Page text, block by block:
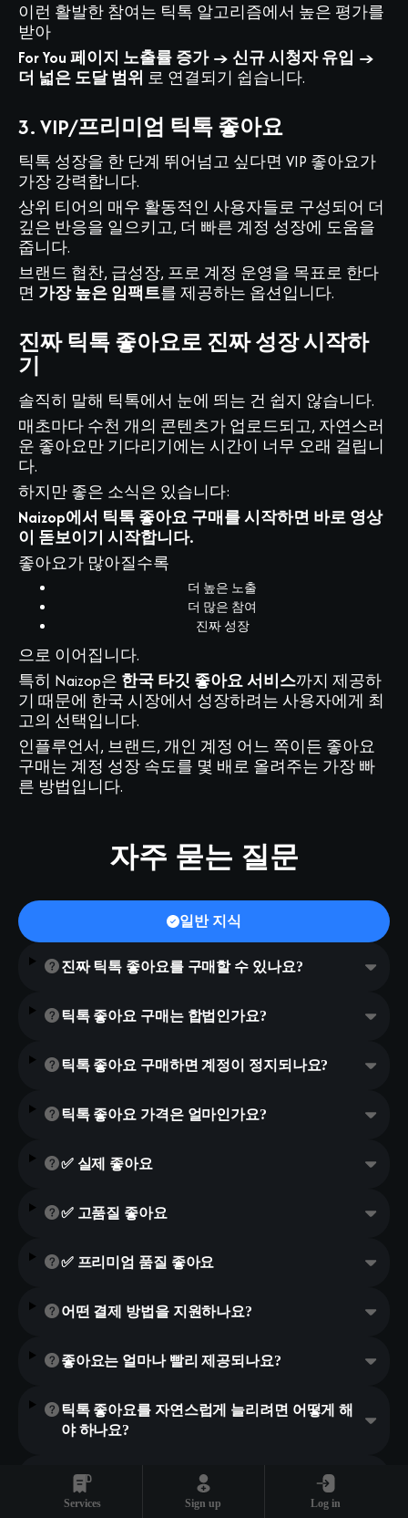
Services Sign up Log in
이런 활발한 참여는 틱톡 알고리즘에서 높은 평가를
받아
For You 페이지 노출률 증가 → 신규 시청자 유입 →
더 넓은 도달 범위 로 연결되기 쉽습니다.
3. VIP/프리미엄 틱톡 좋아요
틱톡 성장을 한 단계 뛰어넘고 싶다면 VIP 좋아요가
가장 강력합니다.
상위 티어의 매우 활동적인 사용자들로 구성되어 더
깊은 반응을 일으키고, 더 빠른 계정 성장에 도움을
줍니다.
브랜드 협찬, 급성장, 프로 계정 운영을 목표로 한다
면 가장 높은 임팩트를 제공하는 옵션입니다.
진짜 틱톡 좋아요로 진짜 성장 시작하
기
솔직히 말해 틱톡에서 눈에 띄는 건 쉽지 않습니다.
매초마다 수천 개의 콘텐츠가 업로드되고, 자연스러
운 좋아요만 기다리기에는 시간이 너무 오래 걸립니
다.
하지만 좋은 소식은 있습니다:
Naizop에서 틱톡 좋아요 구매를 시작하면 바로 영상
이 돋보이기 시작합니다.
좋아요가 많아질수록
더 높은 노출
더 많은 참여
진짜 성장
으로 이어집니다.
특히 Naizop은 한국 타깃 좋아요 서비스까지 제공하
기 때문에 한국 시장에서 성장하려는 사용자에게 최
고의 선택입니다.
인플루언서, 브랜드, 개인 계정 어느 쪽이든 좋아요
구매는 계정 성장 속도를 몇 배로 올려주는 가장 빠
른 방법입니다.
자주 묻는 질문
일반 지식
진짜 틱톡 좋아요를 구매할 수 있나요?
틱톡 좋아요 구매는 합법인가요?
틱톡 좋아요 구매하면 계정이 정지되나요?
틱톡 좋아요 가격은 얼마인가요?
✅ 실제 좋아요
✅ 고품질 좋아요
✅ 프리미엄 품질 좋아요
어떤 결제 방법을 지원하나요?
좋아요는 얼마나 빨리 제공되나요?
틱톡 좋아요를 자연스럽게 늘리려면 어떻게 해
야 하나요?
만약 만족하지 못하면 환불받을 수 있나요?